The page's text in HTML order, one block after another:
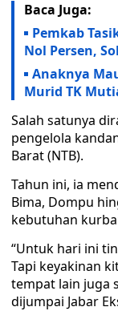
Baca Juga:
Pemkab
Nol Persen,
Anaknya
Murid TK
Salah satunya
pengelola
Barat (NTB).
Tahun ini, ia
Bima, Dompu
kebutuhan
“Untuk hari ini
Tapi keyakinan
tempat lain juga
dijumpai Jabar